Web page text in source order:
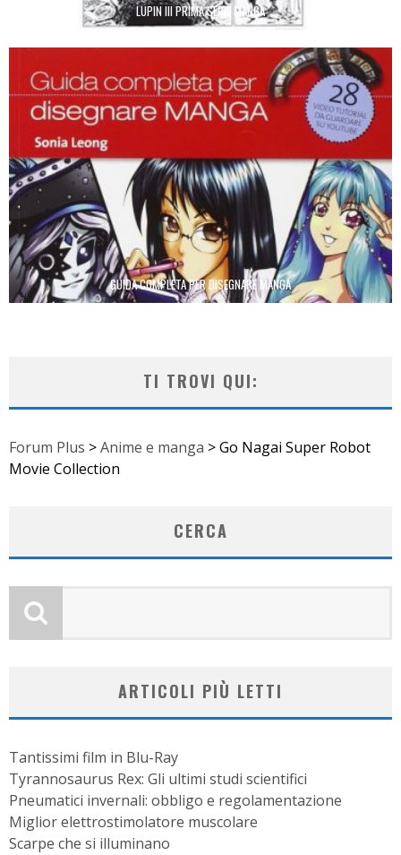
LUPIN III PRIMA SERIE MANGA
GUIDA COMPLETA PER DISEGNARE MANGA
TI TROVI QUI:
Forum Plus >Anime e manga >Go Nagai Super Robot
Movie Collection
CERCA
ARTICOLI PIÙ LETTI
Tantissimi film in Blu-Ray
Tyrannosaurus Rex: Gli ultimi studi scientifici
Pneumatici invernali: obbligo e regolamentazione
Miglior elettrostimolatore muscolare
Scarpe che si illuminano